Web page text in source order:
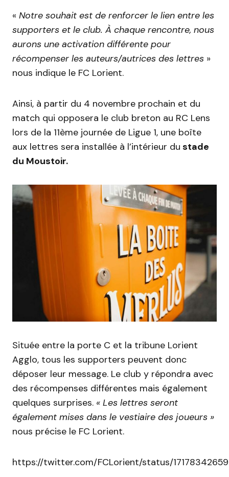
« Notre souhait est de renforcer le lien entre les
supporters et le club. À chaque rencontre, nous
aurons une activation différente pour
récompenser les auteurs/autrices des lettres »
nous indique le FC Lorient.
Ainsi, à partir du 4 novembre prochain et du
match qui opposera le club breton au RC Lens
lors de la 11ème journée de Ligue 1, une boîte
aux lettres sera installée à l’intérieur du stade
du Moustoir.
Située entre la porte C et la tribune Lorient
Agglo, tous les supporters peuvent donc
déposer leur message. Le club y répondra avec
des récompenses différentes mais également
quelques surprises. « Les lettres seront
également mises dans le vestiaire des joueurs »
nous précise le FC Lorient.
https://twitter.com/FCLorient/status/